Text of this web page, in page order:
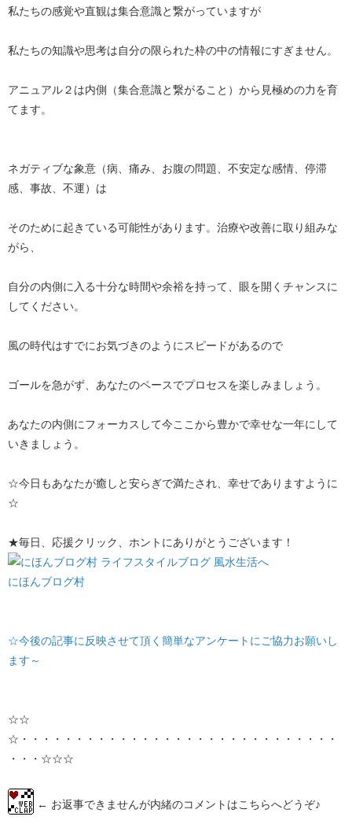
私たちの感覚や直観は集合意識と繋がっていますが
私たちの知識や思考は自分の限られた枠の中の情報にすぎません。
アニュアル２は内側（集合意識と繋がること）から見極めの力を育
てます。
ネガティブな象意（病、痛み、お腹の問題、不安定な感情、停滞
感、事故、不運）は
そのために起きている可能性があります。治療や改善に取り組みな
がら、
自分の内側に入る十分な時間や余裕を持って、眼を開くチャンスに
してください。
風の時代はすでにお気づきのようにスピードがあるので
ゴールを急がず、あなたのペースでプロセスを楽しみましょう。
あなたの内側にフォーカスして今ここから豊かで幸せな一年にして
いきましょう。
☆今日もあなたが癒しと安らぎで満たされ、幸せでありますように
☆
★毎日、応援クリック、ホントにありがとうございます！
にほんブログ村
☆今後の記事に反映させて頂く簡単なアンケートにご協力お願いし
ます～
☆☆
☆・・・・・・・・・・・・・・・・・・・・・・・・・・・・・
・・・☆☆☆
← お返事できませんが内緒のコメントはこちらへどうぞ♪